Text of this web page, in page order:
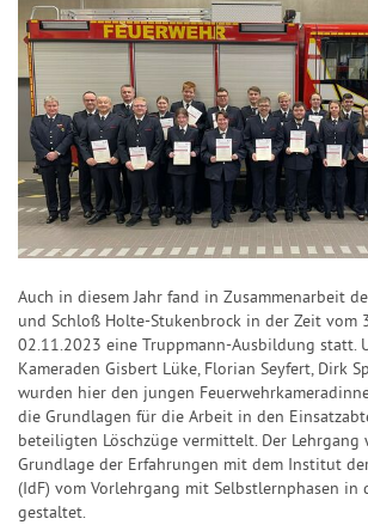
Auch in diesem Jahr fand in Zusammenarbeit
und Schloß Holte-Stukenbrock in der Zeit vom
02.11.2023 eine Truppmann-Ausbildung statt.
Kameraden Gisbert Lüke, Florian Seyfert, Dirk
wurden hier den jungen
die Grundlagen für die Arbeit in den
beteiligten Löschzüge vermittelt. Der Lehrgang
Grundlage der Erfahrungen mit dem Institut
(IdF) vom Vorlehrgang mit Selbstlernphasen in
gestaltet.